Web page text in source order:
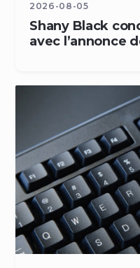
2026-08-05
Shany Black
avec l’annonce